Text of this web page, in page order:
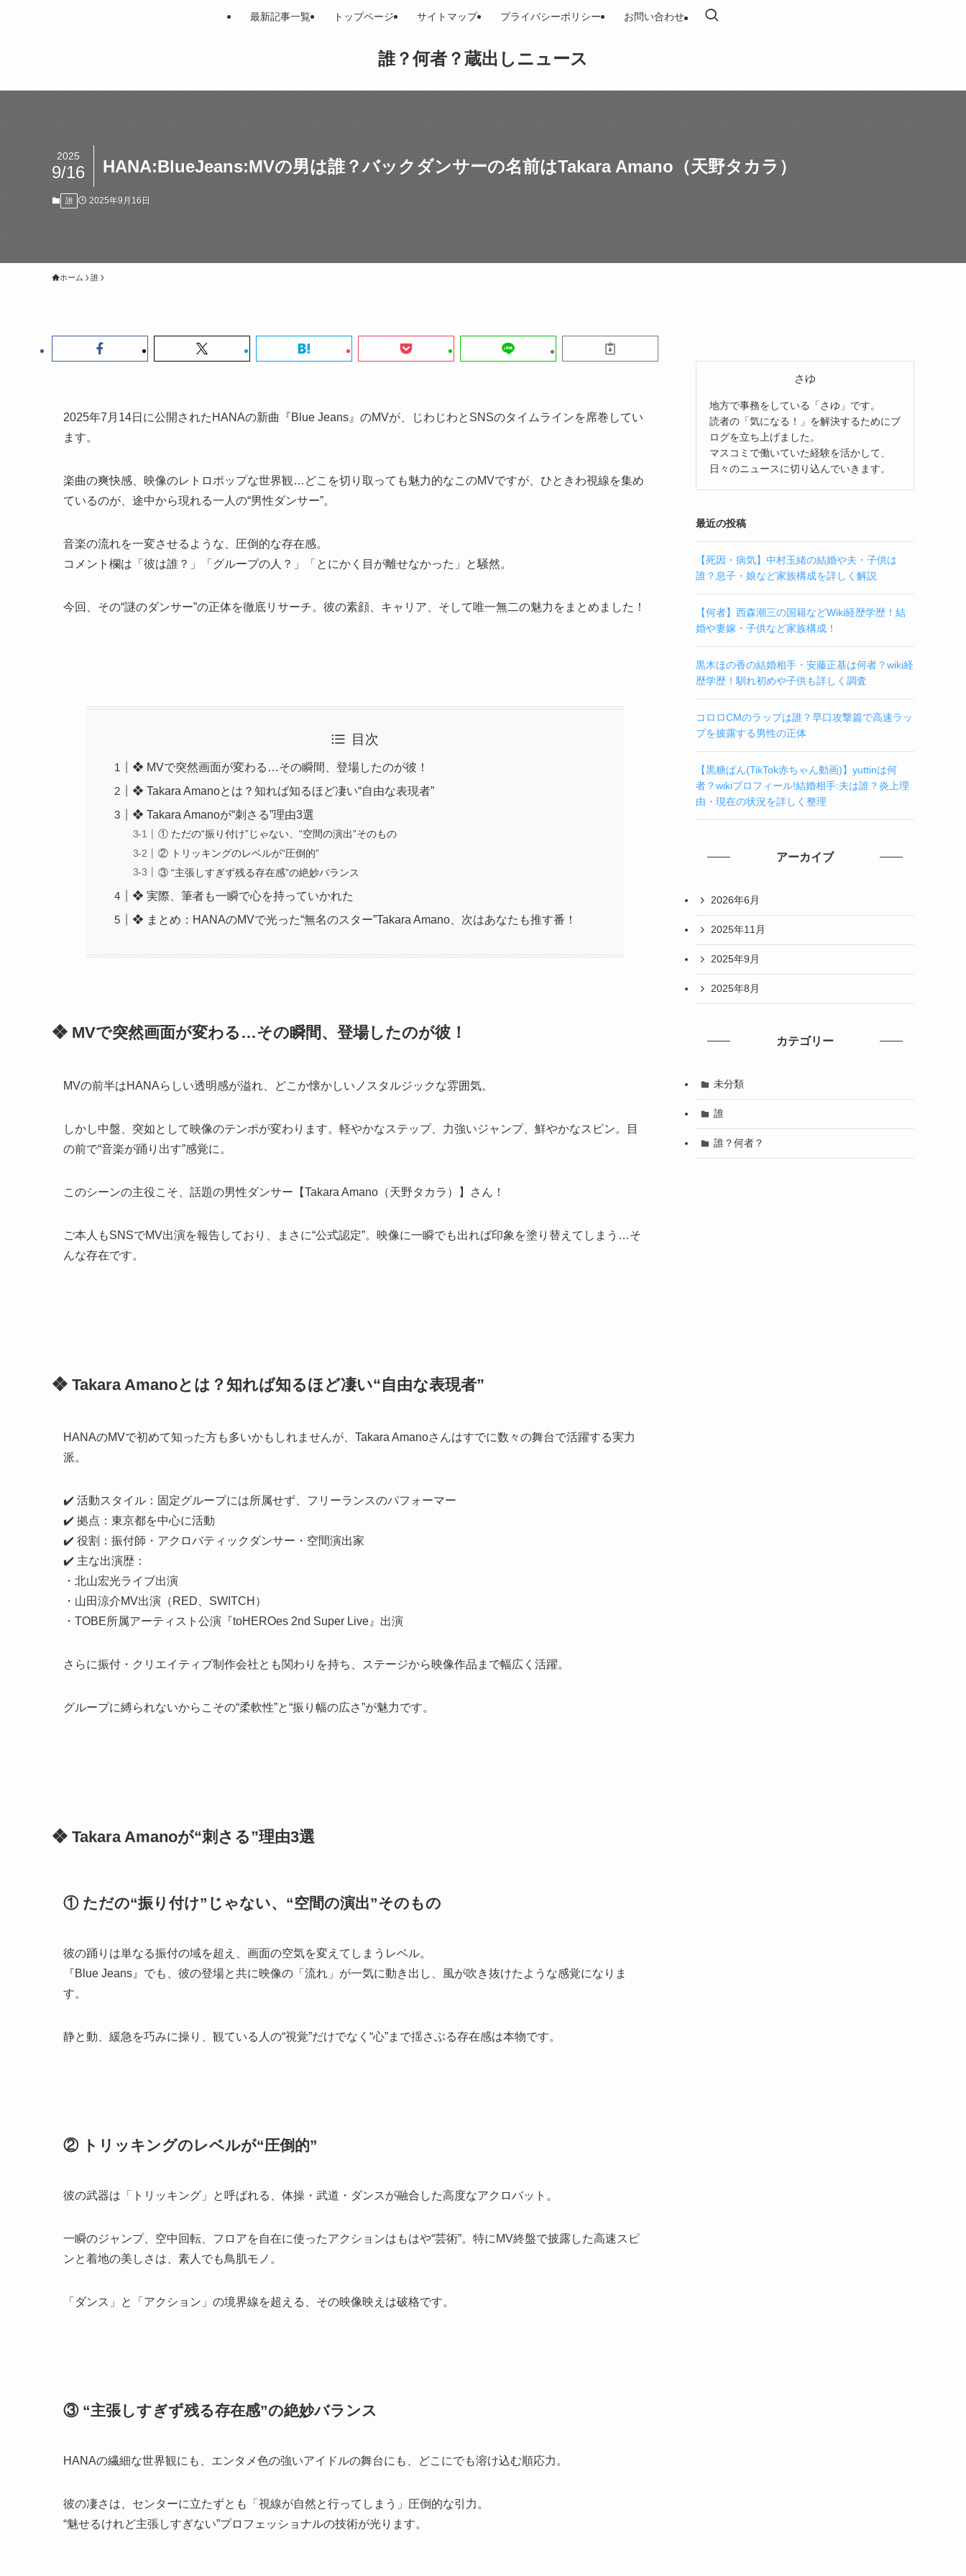
誰？何者？蔵出しニュース
最新記事一覧 トップページ サイトマップ プライバシーポリシー お問い合わせ
HANA:BlueJeans:MVの男は誰？バックダンサーの名前はTakara Amano（天野タカラ）
2025
9/16
誰 2025年9月16日
ホーム 誰
2025年7月14日に公開されたHANAの新曲『Blue Jeans』のMVが、じわじわとSNSのタイムラインを席巻してい
ます。
楽曲の爽快感、映像のレトロポップな世界観…どこを切り取っても魅力的なこのMVですが、ひときわ視線を集め
ているのが、途中から現れる一人の“男性ダンサー”。
音楽の流れを一変させるような、圧倒的な存在感。
コメント欄は「彼は誰？」「グループの人？」「とにかく目が離せなかった」と騒然。
今回、その“謎のダンサー”の正体を徹底リサーチ。彼の素顔、キャリア、そして唯一無二の魅力をまとめました！
目次
❖ MVで突然画面が変わる…その瞬間、登場したのが彼！
❖ Takara Amanoとは？知れば知るほど凄い“自由な表現者”
❖ Takara Amanoが“刺さる”理由3選
① ただの“振り付け”じゃない、“空間の演出”そのもの
② トリッキングのレベルが“圧倒的”
③ “主張しすぎず残る存在感”の絶妙バランス
❖ 実際、筆者も一瞬で心を持っていかれた
❖ まとめ：HANAのMVで光った“無名のスター”Takara Amano、次はあなたも推す番！
❖ MVで突然画面が変わる…その瞬間、登場したのが彼！
MVの前半はHANAらしい透明感が溢れ、どこか懐かしいノスタルジックな雰囲気。
しかし中盤、突如として映像のテンポが変わります。軽やかなステップ、力強いジャンプ、鮮やかなスピン。目
の前で“音楽が踊り出す”感覚に。
このシーンの主役こそ、話題の男性ダンサー【Takara Amano（天野タカラ）】さん！
ご本人もSNSでMV出演を報告しており、まさに“公式認定”。映像に一瞬でも出れば印象を塗り替えてしまう…そ
んな存在です。
❖ Takara Amanoとは？知れば知るほど凄い“自由な表現者”
HANAのMVで初めて知った方も多いかもしれませんが、Takara Amanoさんはすでに数々の舞台で活躍する実力
派。
✔️ 活動スタイル：固定グループには所属せず、フリーランスのパフォーマー
✔️ 拠点：東京都を中心に活動
✔️ 役割：振付師・アクロバティックダンサー・空間演出家
✔️ 主な出演歴：
・北山宏光ライブ出演
・山田涼介MV出演（RED、SWITCH）
・TOBE所属アーティスト公演『toHEROes 2nd Super Live』出演
さらに振付・クリエイティブ制作会社とも関わりを持ち、ステージから映像作品まで幅広く活躍。
グループに縛られないからこその“柔軟性”と“振り幅の広さ”が魅力です。
❖ Takara Amanoが“刺さる”理由3選
① ただの“振り付け”じゃない、“空間の演出”そのもの
彼の踊りは単なる振付の域を超え、画面の空気を変えてしまうレベル。
『Blue Jeans』でも、彼の登場と共に映像の「流れ」が一気に動き出し、風が吹き抜けたような感覚になりま
す。
静と動、緩急を巧みに操り、観ている人の“視覚”だけでなく“心”まで揺さぶる存在感は本物です。
② トリッキングのレベルが“圧倒的”
彼の武器は「トリッキング」と呼ばれる、体操・武道・ダンスが融合した高度なアクロバット。
一瞬のジャンプ、空中回転、フロアを自在に使ったアクションはもはや“芸術”。特にMV終盤で披露した高速スピ
ンと着地の美しさは、素人でも鳥肌モノ。
「ダンス」と「アクション」の境界線を超える、その映像映えは破格です。
③ “主張しすぎず残る存在感”の絶妙バランス
HANAの繊細な世界観にも、エンタメ色の強いアイドルの舞台にも、どこにでも溶け込む順応力。
彼の凄さは、センターに立たずとも「視線が自然と行ってしまう」圧倒的な引力。
“魅せるけれど主張しすぎない”プロフェッショナルの技術が光ります。
さゆ
地方で事務をしている「さゆ」です。
読者の「気になる！」を解決するためにブ
ログを立ち上げました。
マスコミで働いていた経験を活かして、
日々のニュースに切り込んでいきます。
最近の投稿
【死因・病気】中村玉緒の結婚や夫・子供は
誰？息子・娘など家族構成を詳しく解説
【何者】西森潮三の国籍などWiki経歴学歴！結
婚や妻嫁・子供など家族構成！
黒木ほの香の結婚相手・安藤正基は何者？wiki経
歴学歴！馴れ初めや子供も詳しく調査
コロロCMのラップは誰？早口攻撃篇で高速ラッ
プを披露する男性の正体
【黒糖ぱん(TikTok赤ちゃん動画)】yuttinは何
者？wikiプロフィール!結婚相手:夫は誰？炎上理
由・現在の状況を詳しく整理
アーカイブ
2026年6月
2025年11月
2025年9月
2025年8月
カテゴリー
未分類
誰
誰？何者？